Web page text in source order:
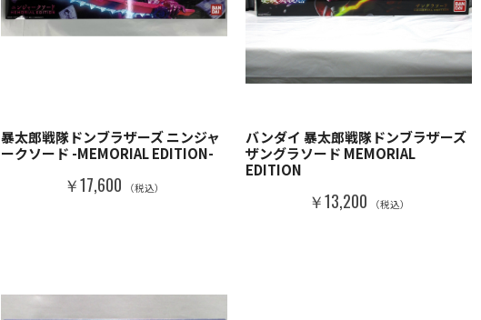
暴太郎戦隊ドンブラザーズ ニンジャ
ークソード -MEMORIAL EDITION-
￥17,600 （税込）
バンダイ 暴太郎戦隊ドンブラザーズ
ザングラソード MEMORIAL
EDITION
￥13,200 （税込）